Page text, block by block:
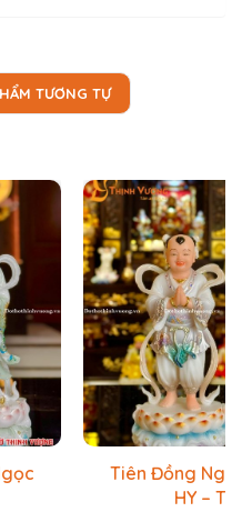
TƯƠNG TỰ
Tiên Đồng
HY –